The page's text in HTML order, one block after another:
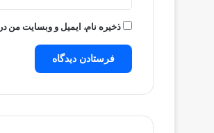
ذخیره نام، ایمیل و وبسایت من